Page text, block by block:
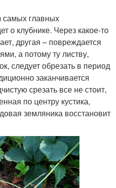
самых главных
о клубнике. Через какое-то
другая – повреждается
а потому ту листву,
следует обрезать в период
заканчивается
срезать все не стоит,
по центру кустика,
земляника восстановит